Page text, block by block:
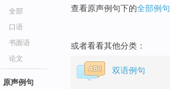
全部
口语
书面语
论文
原声例句
查看原声例句下的全部例句
或者看看其他分类：
双语例句